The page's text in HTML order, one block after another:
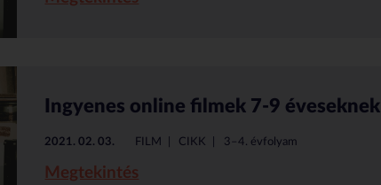
Ingyenes online filmek 7-9 éveseknek
2021. 02. 03. FILM CIKK 3–4. évfolyam
Megtekintés